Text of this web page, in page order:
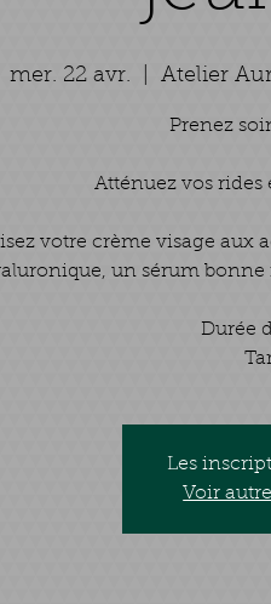
mer. 22 avr. Atelier
Prenez
Atténuez vos rides
votre crème visage aux
un sérum
Durée
Les
Voir